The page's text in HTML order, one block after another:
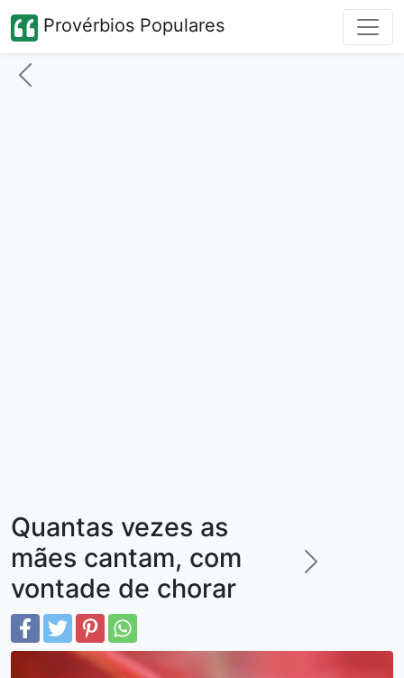
Provérbios Populares
Quantas vezes as
mães cantam, com
vontade de chorar